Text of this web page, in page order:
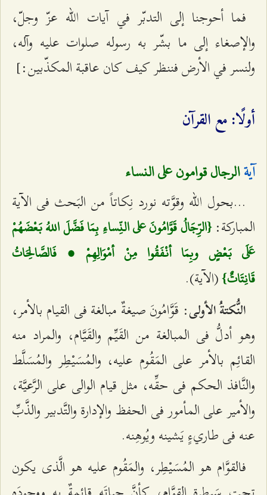
فما أحوجنا إلى التدبّر في آيات الله عزّ وجلّ،
والإصغاء إلى ما بشّر به رسوله صلوات عليه وآله،
ولنسر في الأرض فننظر كيف كان عاقبة المكذّبين:]
أولًا: مع القرآن
آيةالرجال قوامون على النساء
...بحول الله وقوَّته نورد نِكاتاً من البَحث فى الآية
المباركة: {الرِّجَالُ قَوَّامُونَ على النِّساءِ بِمَا فَضَّلَ اللهُ بَعْضَهُمْ
عَلَى بَعْضٍ وبِمَا أنْفَقُوا مِنْ أمْوَالِهِمْ ، فَالصَّالِحَاتُ
قَانِتَاتٌ}(الآية).
النُّكتةُ الأولى: قَوَّامُونَ صيغةٌ مبالغة فى القيام بالأمر،
وهو أدلُّ فى المبالغة من القَيِّم والقَيَّام، والمراد منه
القائِم بالأمر على المَقُوم عليه، والمُسَيْطِر والمُسَلَّط
والنَّافذ الحكم فى حقِّه، مثل قيام الوالى على الرَّعيَّة،
والأمير على المأمور فى الحفظ والإدارة والتَّدبير والذَّبِّ
عنه فى طاري‌ءٍ يَشينه ويُوهِنه.
فالقوَّام هو المُسَيْطِر، والمَقُوم عليه هو الَّذى يكون